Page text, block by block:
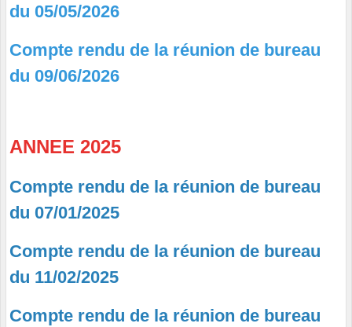
du 05/05/2026
Compte rendu de la réunion de bureau
du 09/06/2026
ANNEE 2025
Compte rendu de la réunion de bureau
du 07/01/2025
Compte rendu de la réunion de bureau
du 11/02/2025
Compte rendu de la réunion de bureau